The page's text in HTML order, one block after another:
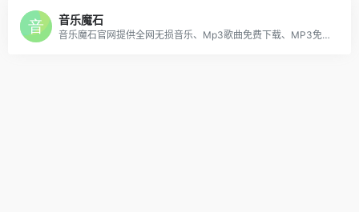
音乐魔石
音乐魔石官网提供全网无损音乐、Mp3歌曲免费下载、MP3免费下载、WAV免费下载、音乐免费下载、mp3歌曲免费下载、mp3下载、WAV歌曲免费下载、音乐免费下载、网盘音乐下载、网络音乐排行、网络热门歌曲、非主流音乐、经典老歌、劲舞团歌曲、搞笑歌曲、儿童歌曲、网络歌曲等，收录了网上最新歌曲和流行音乐、网络歌曲、好听的歌、非主流音乐、经典老歌、搞笑歌曲、儿童歌曲